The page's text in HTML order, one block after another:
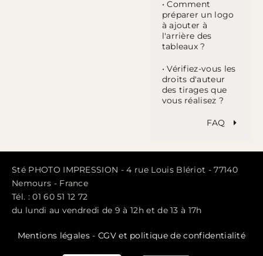
• Comment
préparer un logo
à ajouter à
l'arrière des
tableaux ?
• Vérifiez-vous les
droits d'auteur
des tirages que
vous réalisez ?
FAQ
Sté PHOTO IMPRESSION - 4 rue Louis Blériot - 77140
Nemours - France
Tél. : 01 60 51 12 72
du lundi au vendredi de 9 à 12h et de 13 à 17h
Mentions légales - CGV et politique de confidentialité